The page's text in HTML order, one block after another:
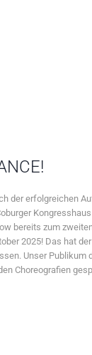
der erfolgreichen
bereits zum
2025! Das hat
Unser
Choreografien